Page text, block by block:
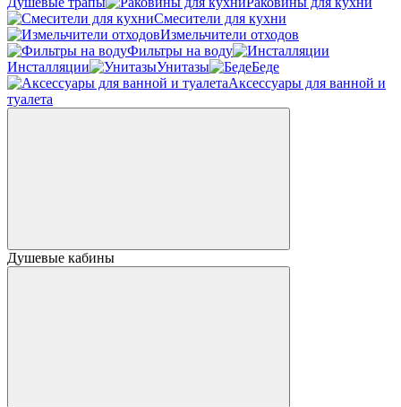
Смесители для кухни
Измельчители отходов
Фильтры на воду
Инсталляции
Унитазы
Беде
Аксессуары для ванной и
туалета
Душевые кабины